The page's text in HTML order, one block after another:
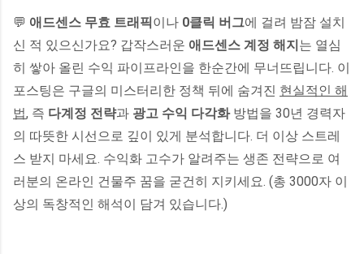
💬 애드센스 무효 트래픽이나 0클릭 버그에 걸려 밤잠 설치
신 적 있으신가요? 갑작스러운 애드센스 계정 해지는 열심
히 쌓아 올린 수익 파이프라인을 한순간에 무너뜨립니다. 이
포스팅은 구글의 미스터리한 정책 뒤에 숨겨진 현실적인 해
법, 즉 다계정 전략과 광고 수익 다각화방법을 30년 경력자
의 따뜻한 시선으로 깊이 있게 분석합니다. 더 이상 스트레
스 받지 마세요. 수익화 고수가 알려주는 생존 전략으로 여
러분의 온라인 건물주 꿈을 굳건히 지키세요. (총 3000자 이
상의 독창적인 해석이 담겨 있습니다.)